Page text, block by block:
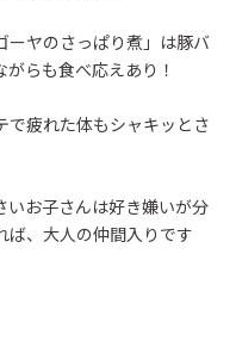
ヤのさっぱり煮」は豚バ
らも食べ応えあり！
で疲れた体もシャキッとさ
いお子さんは好き嫌いが分
、大人の仲間入りです